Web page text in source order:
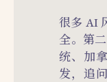
很多 AI
全。第
统、加
发，追